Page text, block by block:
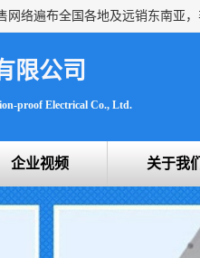
限公司
proof Electrical Co., Ltd.
企业视频 关于我们